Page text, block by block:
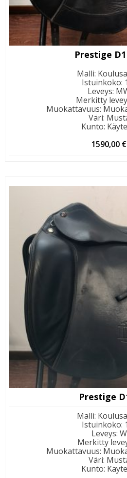
Prestige
Malli:
Istuinkoko:
Leveys:
Merkitty
Muokattavuus:
Väri:
Kunto:
1590,00 €
Prestige
Malli:
Istuinkoko:
Leveys: W
Merkitty
Muokattavuus:
Väri:
Kunto: